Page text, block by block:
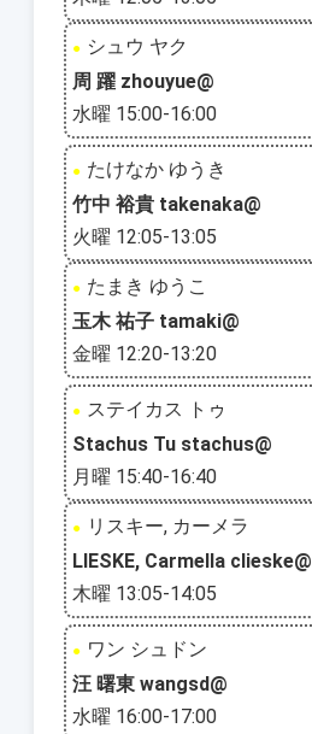
● シュウ ヤク
周 躍 zhouyue@
水曜 15:00-16:00
● たけなか ゆうき
竹中 裕貴 takenaka@
火曜 12:05-13:05
● たまき ゆうこ
玉木 祐子 tamaki@
金曜 12:20-13:20
● ステイカス トゥ
Stachus Tu stachus@
月曜 15:40-16:40
● リスキー, カーメラ
LIESKE, Carmella clieske@
木曜 13:05-14:05
● ワン シュドン
汪 曙東 wangsd@
水曜 16:00-17:00